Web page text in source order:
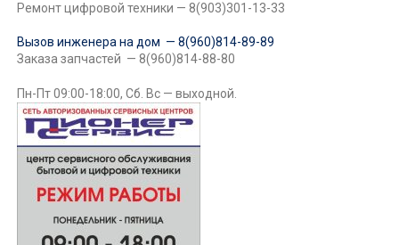
Ремонт цифровой техники — 8(903)301-13-33
Вызов инженера на дом — 8(960)814-89-89
Заказа запчастей — 8(960)814-88-80
Пн-Пт 09:00-18:00, Сб. Вс — выходной.